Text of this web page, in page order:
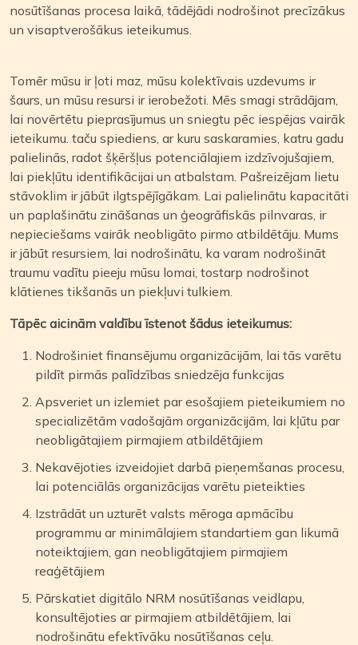
nosūtīšanas procesa laikā, tādējādi nodrošinot precīzākus
un visaptverošākus ieteikumus.
Tomēr mūsu ir ļoti maz, mūsu kolektīvais uzdevums ir
šaurs, un mūsu resursi ir ierobežoti. Mēs smagi strādājam,
lai novērtētu pieprasījumus un sniegtu pēc iespējas vairāk
ieteikumu. taču spiediens, ar kuru saskaramies, katru gadu
palielinās, radot šķēršļus potenciālajiem izdzīvojušajiem,
lai piekļūtu identifikācijai un atbalstam. Pašreizējam lietu
stāvoklim ir jābūt ilgtspējīgākam. Lai palielinātu kapacitāti
un paplašinātu zināšanas un ģeogrāfiskās pilnvaras, ir
nepieciešams vairāk neobligāto pirmo atbildētāju. Mums
ir jābūt resursiem, lai nodrošinātu, ka varam nodrošināt
traumu vadītu pieeju mūsu lomai, tostarp nodrošinot
klātienes tikšanās un piekļuvi tulkiem.
Tāpēc aicinām valdību īstenot šādus ieteikumus:
Nodrošiniet finansējumu organizācijām, lai tās varētu
pildīt pirmās palīdzības sniedzēja funkcijas
Apsveriet un izlemiet par esošajiem pieteikumiem no
specializētām vadošajām organizācijām, lai kļūtu par
neobligātajiem pirmajiem atbildētājiem
Nekavējoties izveidojiet darbā pieņemšanas procesu,
lai potenciālās organizācijas varētu pieteikties
Izstrādāt un uzturēt valsts mēroga apmācību
programmu ar minimālajiem standartiem gan likumā
noteiktajiem, gan neobligātajiem pirmajiem
reaģētājiem
Pārskatiet digitālo NRM nosūtīšanas veidlapu,
konsultējoties ar pirmajiem atbildētājiem, lai
nodrošinātu efektīvāku nosūtīšanas ceļu.